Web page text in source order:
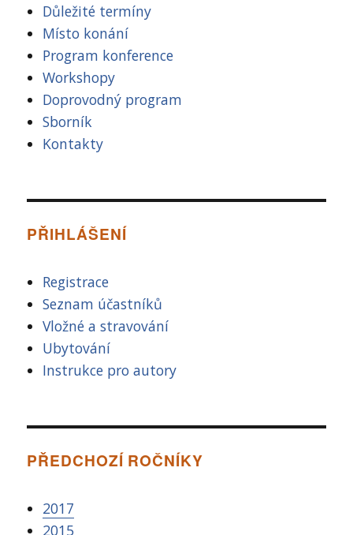
Důležité termíny
Místo konání
Program konference
Workshopy
Doprovodný program
Sborník
Kontakty
PŘIHLÁŠENÍ
Registrace
Seznam účastníků
Vložné a stravování
Ubytování
Instrukce pro autory
PŘEDCHOZÍ ROČNÍKY
2017
2015